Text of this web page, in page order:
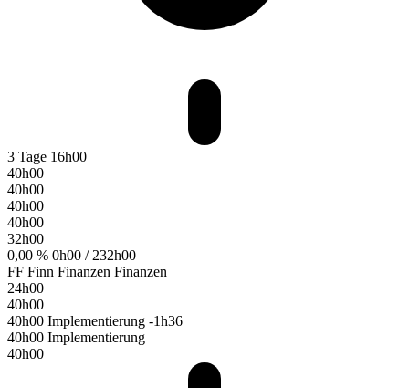
3 Tage 16h00
40h00
40h00
40h00
40h00
32h00
0,00 % 0h00 / 232h00
FF Finn Finanzen Finanzen
24h00
40h00
40h00 Implementierung -1h36
40h00 Implementierung
40h00